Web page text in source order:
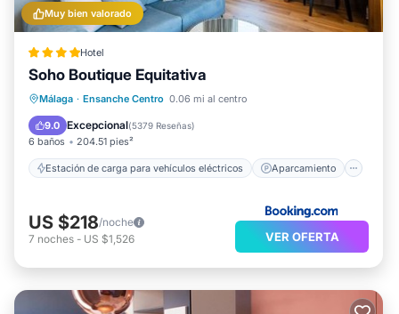
Muy bien valorado
Hotel
Soho Boutique Equitativa
Málaga · Ensanche Centro 0.06 mi al centro
9.0 Excepcional(5379 Reseñas)
6 baños 204.51 pies²
Estación de carga para vehículos eléctricos Aparcamiento
Estación de carga para vehículos eléctricos
Aparcamiento
Piscina
Balcón/Terraza
US $218/noche
7 noches - US $1,526 VER OFERTA